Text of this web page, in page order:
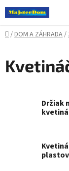
Prejsť
na
obsah
Domov
/DOM A ZÁHRADA/
Držiak